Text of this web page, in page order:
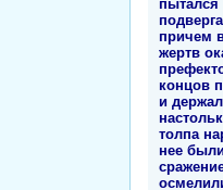
пытался
причем
жертв
концов
и
толпа
нее